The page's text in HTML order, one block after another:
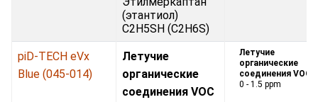
(этантиол)
C2H5SH (C2H6S)
piD-TECH eVx
Blue (045-014)
Летучие
органические
соединения VOC
Летучие
органические
соединения VOC:
0 - 1.5 ppm